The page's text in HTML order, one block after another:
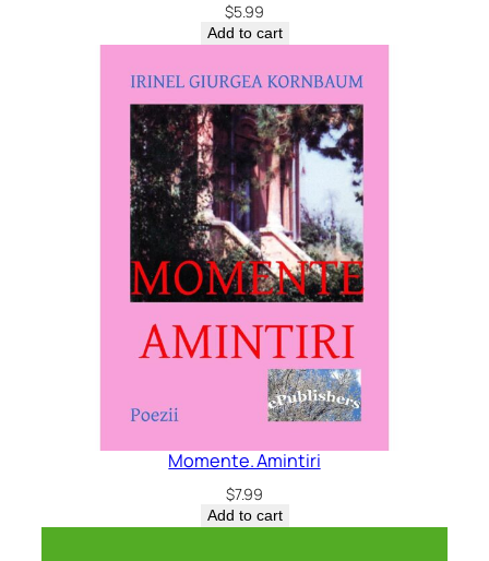
$5.99
Add to cart
Momente. Amintiri
$7.99
Add to cart